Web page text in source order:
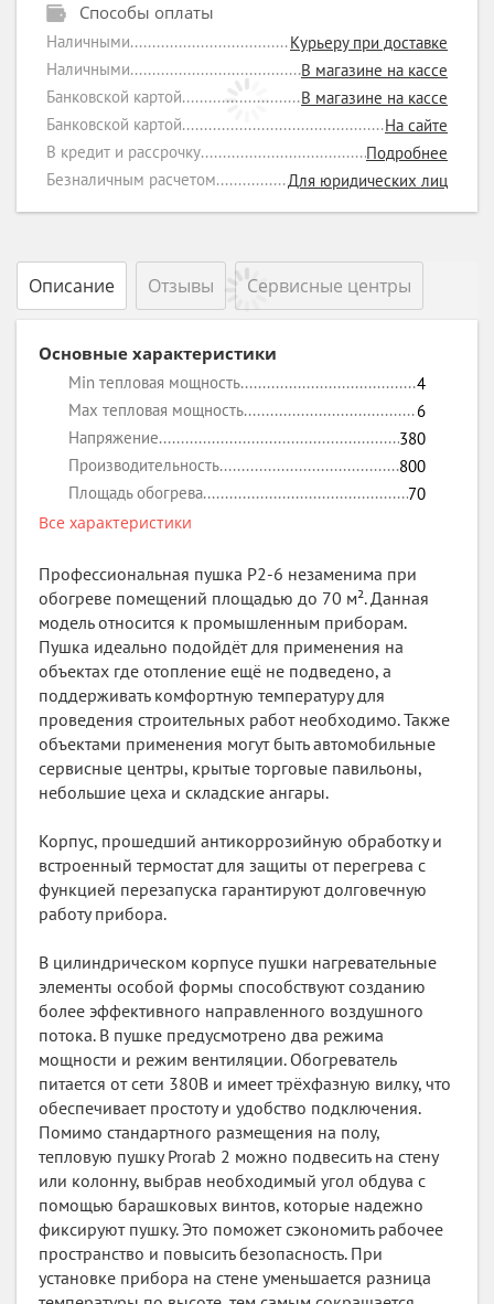
Способы оплаты
Наличными
Курьеру при доставке
Наличными
В магазине на кассе
Банковской картой
В магазине на кассе
Банковской картой
На сайте
В кредит и рассрочку
Подробнее
Безналичным расчетом
Для юридических лиц
Описание Отзывы Сервисные центры
Основные характеристики
Min тепловая мощность
4
Max тепловая мощность
6
Напряжение
380
Производительность
800
Площадь обогрева
70
Все характеристики
Профессиональная пушка P2-6 незаменима при
обогреве помещений площадью до 70 м². Данная
модель относится к промышленным приборам.
Пушка идеально подойдёт для применения на
объектах где отопление ещё не подведено, а
поддерживать комфортную температуру для
проведения строительных работ необходимо. Также
объектами применения могут быть автомобильные
сервисные центры, крытые торговые павильоны,
небольшие цеха и складские ангары.
Корпус, прошедший антикоррозийную обработку и
встроенный термостат для защиты от перегрева с
функцией перезапуска гарантируют долговечную
работу прибора.
В цилиндрическом корпусе пушки нагревательные
элементы особой формы способствуют созданию
более эффективного направленного воздушного
потока. В пушке предусмотрено два режима
мощности и режим вентиляции. Обогреватель
питается от сети 380В и имеет трёхфазную вилку, что
обеспечивает простоту и удобство подключения.
Помимо стандартного размещения на полу,
тепловую пушку Prorab 2 можно подвесить на стену
или колонну, выбрав необходимый угол обдува с
помощью барашковых винтов, которые надежно
фиксируют пушку. Это поможет сэкономить рабочее
пространство и повысить безопасность. При
установке прибора на стене уменьшается разница